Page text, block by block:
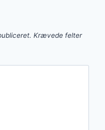
Krævede felter